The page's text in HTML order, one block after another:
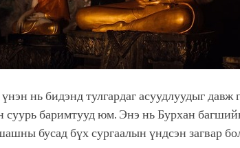
нь бидэнд тулгардаг асуудлуудыг давж
суурь баримтууд юм. Энэ нь Бурхан
бусад бүх сургаалын үндсэн загвар